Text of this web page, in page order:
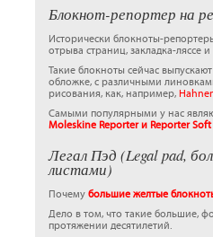
Блокнот-репортер на
Исторически блокноты-
отрыва страниц, закладка-ляссе
Такие блокноты сейчас
обложке, с различными
рисования, как, например,
Самыми популярными у нас
Moleskine Reporter и Reporter
Легал Пэд (Legal pad,
листами)
Почему большие желтые
Дело в том, что такие большие,
протяжении десятилетий.